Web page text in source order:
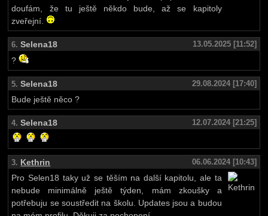
doufám, že tu ještě někdo bude, až se kapitoly
zveřejní.
6. Selena18
13.05.2025 [11:52]
?
5. Selena18
29.08.2024 [17:40]
Bude ještě něco ?
4. Selena18 12.07.2024 [21:25]
3. Kethrin
06.06.2024 [10:43]
Pro Selen18 taky už se těším na další kapitolu, ale ta
nebude minimálně ještě týden, mám zkoušky a
potřebuju se soustředit na školu. Updates jsou a budou